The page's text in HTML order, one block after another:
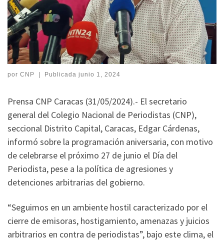
por CNP Publicada junio 1, 2024
Prensa CNP Caracas (31/05/2024).- El secretario
general del Colegio Nacional de Periodistas (CNP),
seccional Distrito Capital, Caracas, Edgar Cárdenas,
informó sobre la programación aniversaria, con motivo
de celebrarse el próximo 27 de junio el Día del
Periodista, pese a la política de agresiones y
detenciones arbitrarias del gobierno.
“Seguimos en un ambiente hostil caracterizado por el
cierre de emisoras, hostigamiento, amenazas y juicios
arbitrarios en contra de periodistas”, bajo este clima, el